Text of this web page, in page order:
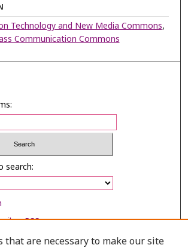
Technology and New Media Commons,
Communication Commons
search:
orRSS
that are necessary to make our site